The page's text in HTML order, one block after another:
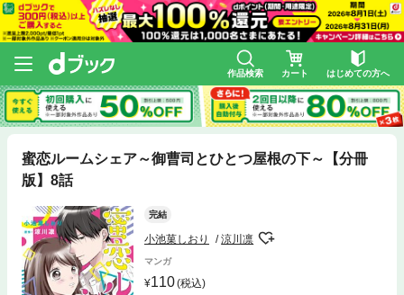
作品検索 カート はじめての方へ
蜜恋ルームシェア～御曹司とひとつ屋根の下～【分冊
版】8話
完結
小池菓しおり 涼川凛
マンガ
110(税込)